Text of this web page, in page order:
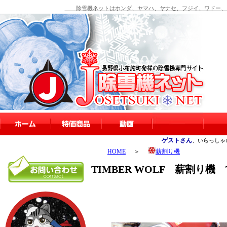
除雪機ネットはホンダ、ヤマハ、ヤナセ、フジイ、ワドー、
ゲストさん 、いらっし
HOME ＞ 薪割り機
TIMBER WOLF 薪割り機